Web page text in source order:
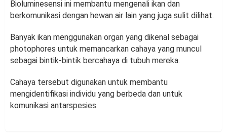
Bioluminesensi ini membantu mengenali ikan dan
berkomunikasi dengan hewan air lain yang juga sulit dilihat.
Banyak ikan menggunakan organ yang dikenal sebagai
photophores untuk memancarkan cahaya yang muncul
sebagai bintik-bintik bercahaya di tubuh mereka.
Cahaya tersebut digunakan untuk membantu
mengidentifikasi individu yang berbeda dan untuk
komunikasi antarspesies.